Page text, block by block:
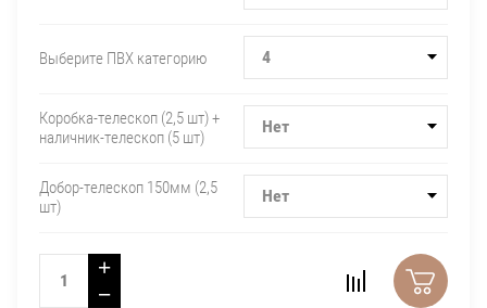
Выберите ПВХ категорию 4
Коробка-телескоп (2,5 шт) +
наличник-телескоп (5 шт)
Нет
Добор-телескоп 150мм (2,5
шт)
Нет
+
−